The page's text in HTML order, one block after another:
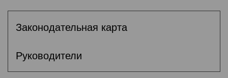
Законодательная карта
Руководители